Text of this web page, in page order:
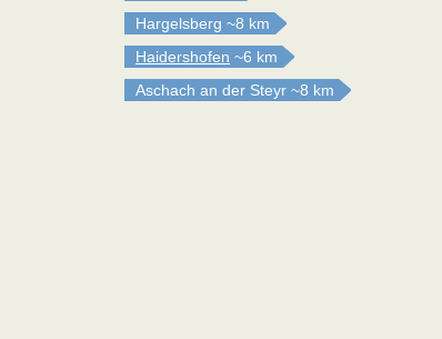
Hargelsberg ~8 km
Haidershofen ~6 km
Aschach an der Steyr ~8 km